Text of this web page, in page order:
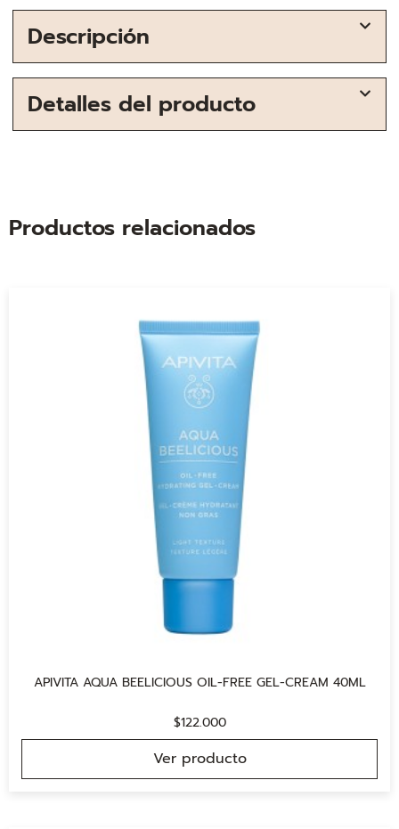
Descripción
Detalles del producto
Productos relacionados
APIVITA AQUA BEELICIOUS OIL-FREE GEL-CREAM 40ML
$122.000
Ver producto